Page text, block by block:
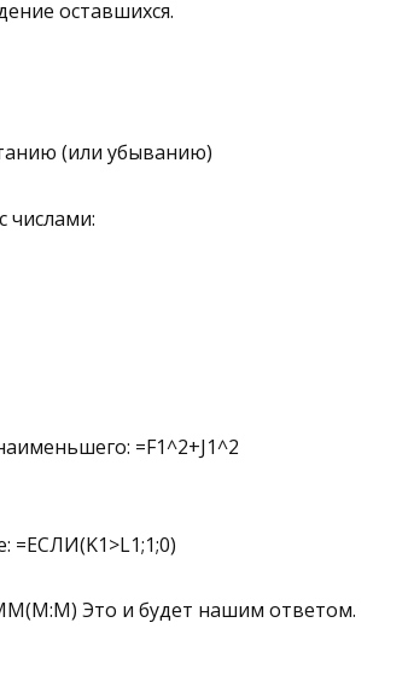
оставшихся.
(или убыванию)
числами:
=F1^2+J1^2
=ЕСЛИ(K1>L1;1;0)
Это и будет нашим ответом.